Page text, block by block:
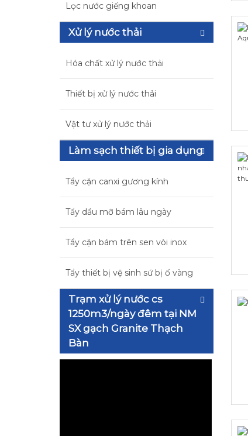
Lọc nước giếng khoan
Xử lý nước thải
Hóa chất xử lý nước thải
Thiết bị xử lý nước thải
Vật tư xử lý nước thải
Làm sạch thiết bị gia dụng
Tẩy cặn canxi gương kính
Tẩy dầu mỡ bám lâu ngày
Tẩy cặn bám trên sen vòi inox
Tẩy thiết bị vệ sinh sứ bị ố vàng
Trạm xử lý nước cs
1250m3/ngày đêm tại NM
SX gạch Granite Thạch
Bàn